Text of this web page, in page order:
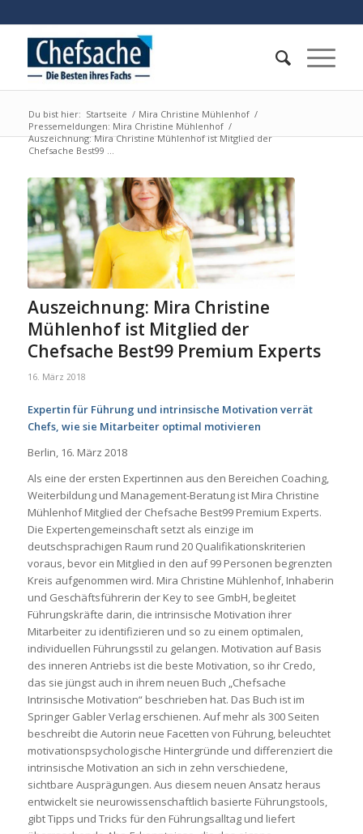
Du bist hier: Startseite / Mira Christine Mühlenhof /
Pressemeldungen: Mira Christine Mühlenhof /
Auszeichnung: Mira Christine Mühlenhof ist Mitglied der
Chefsache Best99 ...
Auszeichnung: Mira Christine
Mühlenhof ist Mitglied der
Chefsache Best99 Premium Experts
16. März 2018
Expertin für Führung und intrinsische Motivation verrät
Chefs, wie sie Mitarbeiter optimal motivieren
Berlin, 16. März 2018
Als eine der ersten Expertinnen aus den Bereichen Coaching,
Weiterbildung und Management-Beratung ist Mira Christine
Mühlenhof Mitglied der Chefsache Best99 Premium Experts.
Die Expertengemeinschaft setzt als einzige im
deutschsprachigen Raum rund 20 Qualifikationskriterien
voraus, bevor ein Mitglied in den auf 99 Personen begrenzten
Kreis aufgenommen wird. Mira Christine Mühlenhof, Inhaberin
und Geschäftsführerin der Key to see GmbH, begleitet
Führungskräfte darin, die intrinsische Motivation ihrer
Mitarbeiter zu identifizieren und so zu einem optimalen,
individuellen Führungsstil zu gelangen. Motivation auf Basis
des inneren Antriebs ist die beste Motivation, so ihr Credo,
das sie jüngst auch in ihrem neuen Buch „Chefsache
Intrinsische Motivation“ beschrieben hat. Das Buch ist im
Springer Gabler Verlag erschienen. Auf mehr als 300 Seiten
beschreibt die Autorin neue Facetten von Führung, beleuchtet
motivationspsychologische Hintergründe und differenziert die
intrinsische Motivation an sich in zehn verschiedene,
sichtbare Ausprägungen. Aus diesem neuen Ansatz heraus
entwickelt sie neurowissenschaftlich basierte Führungstools,
gibt Tipps und Tricks für den Führungsalltag und liefert